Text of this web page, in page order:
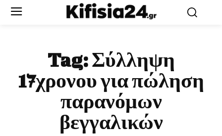
Tag:Σύλληψη
17χρονου για πώληση
παρανόμων
βεγγαλικών